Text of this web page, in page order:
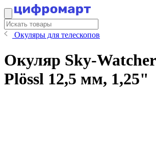
Окуляры для телескопов
Окуляр Sky-
Plössl 12,5 мм, 1,25"